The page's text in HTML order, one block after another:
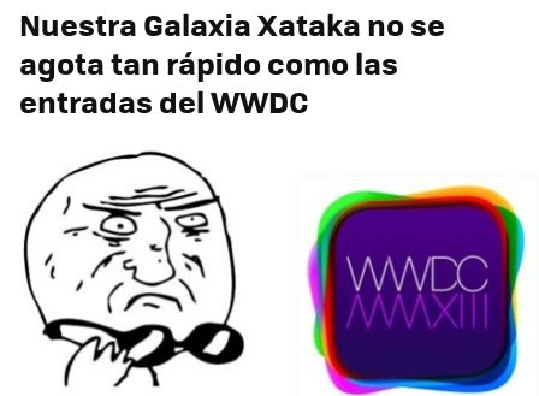
Nuestra Galaxia Xataka no se
agota tan rápido como las
entradas del WWDC